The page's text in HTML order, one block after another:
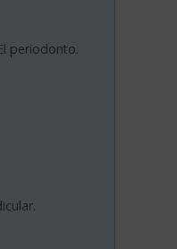
periodonto.